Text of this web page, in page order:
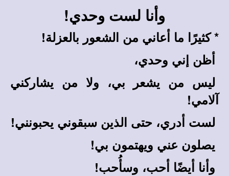
وأنا لست وحدي!
*كثيرًا ما أعاني من الشعور بالعزلة!
أظن إني وحدي،
ليس من يشعر بي، ولا من يشاركني
آلامي!
لست أدري، حتى الذين سبقوني يحبونني!
يصلون عني ويهتمون بي!
وأنا أيضًا أحب، وسأُحب!